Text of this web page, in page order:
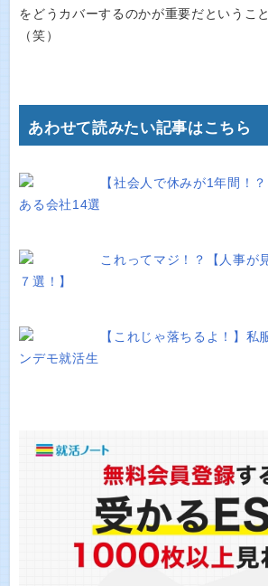
をどうカバーするのかが重要だというこ
（笑）
あわせて読みたい記事はこちら
【社会人で休みが1年間！
ある会社14選
これってマジ！？【人事が
７選！】
【これじゃ落ちるよ！】私
ンデモ就活生